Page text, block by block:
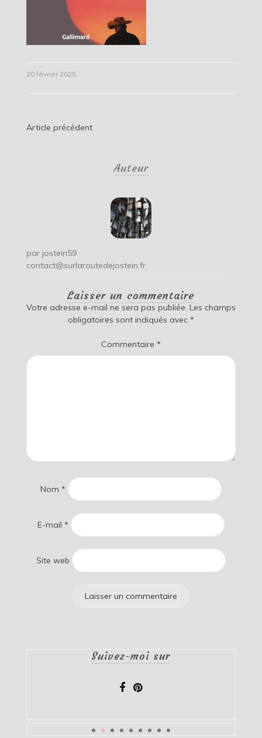
20 février 2025
Navigation
Article précédent
Auteur
par jostein59
contact@surlaroutedejostein.fr
Laisser un commentaire
Votre adresse e-mail ne sera pas publiée. Les champs
obligatoires sont indiqués avec *
Commentaire *
Nom *
E-mail *
Site web
Suivez-moi sur